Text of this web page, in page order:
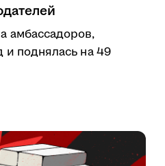
амбассадоров,
и поднялась на 49